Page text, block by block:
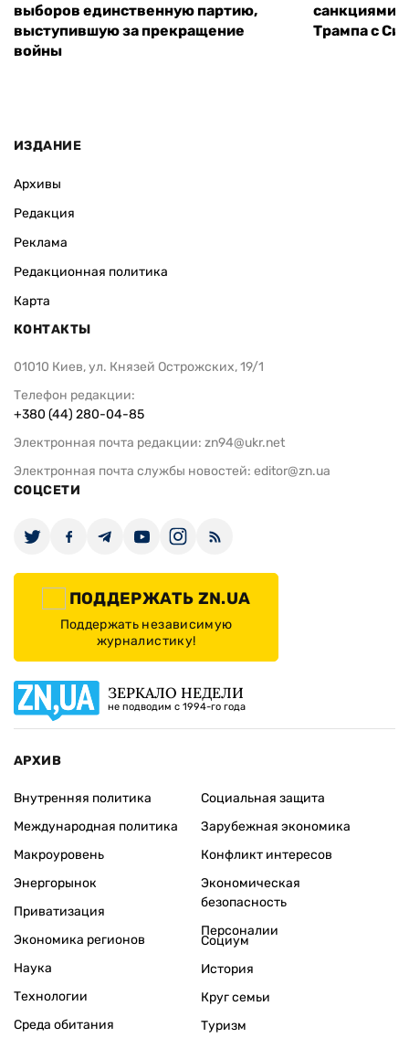
выборов единственную партию,
выступившую за прекращение
войны
санкциями:
Трампа с Си
ИЗДАНИЕ
Архивы
Редакция
Реклама
Редакционная политика
Карта
КОНТАКТЫ
01010 Киев, ул. Князей Острожских, 19/1
Телефон редакции:
+380 (44) 280-04-85
Электронная почта редакции: zn94@ukr.net
Электронная почта службы новостей: editor@zn.ua
СОЦСЕТИ
ПОДДЕРЖАТЬ ZN.UA
Поддержать независимую
журналистику!
ЗЕРКАЛО НЕДЕЛИ
не подводим с 1994-го года
АРХИВ
Внутренняя политика
Международная политика
Макроуровень
Энергорынок
Приватизация
Экономика регионов
Социальная защита
Зарубежная экономика
Конфликт интересов
Экономическая
безопасность
Персоналии
Наука
Технологии
Среда обитания
Социум
История
Круг семьи
Туризм